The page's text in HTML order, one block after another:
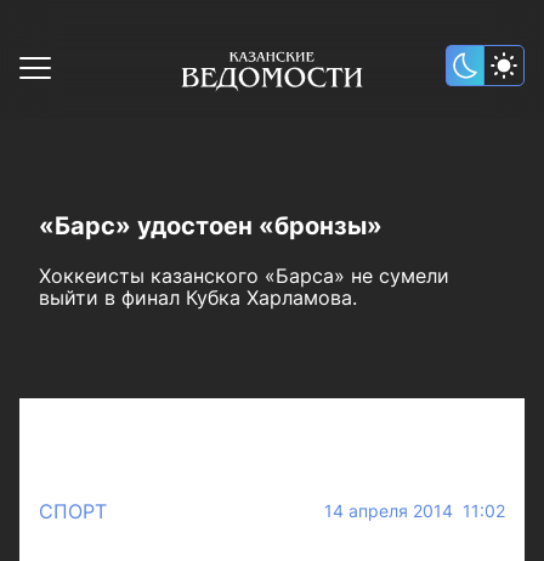
«Барс» удостоен «бронзы»
Хоккеисты казанского «Барса» не сумели
выйти в финал Кубка Харламова.
СПОРТ 14 апреля 2014 11:02